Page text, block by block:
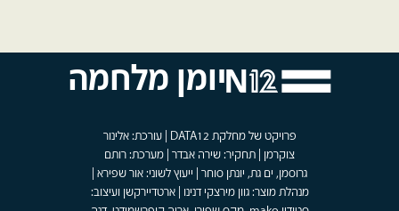
יומן מלחמה
פרויקט של מחלקת DATA12 | עורכת: אלינור
צוקרמן | תחקיר: שירה אבדר | מערכת: רותם
גרוסמן, ים גת, יונתן סוחר | ייעוץ לשוני: אור שפירא |
מנהלת מוצר: גוון מירצקי דנינו | ארטדיירקשן ועיצוב: